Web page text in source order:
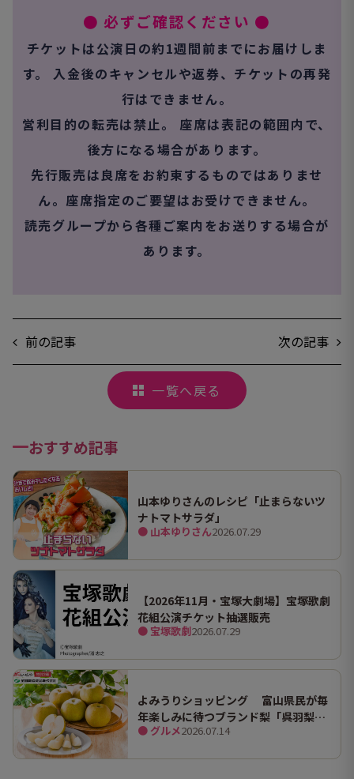
● 必ずご確認ください ●
チケットは公演日の約1週間前までにお届けしま
す。 入金後のキャンセルや返券、チケットの再発
行はできません。
営利目的の転売は禁止。 座席は表記の範囲内で、
後方になる場合があります。
先行販売は良席をお約束するものではありませ
ん。座席指定のご要望はお受けできません。
読売グループから各種ご案内をお送りする場合が
あります。
前の記事 次の記事
一覧へ戻る
おすすめ記事
山本ゆりさんのレシピ「止まらないツ
ナトマトサラダ」
● 山本ゆりさん2026.07.29
【2026年11月・宝塚大劇場】宝塚歌劇
花組公演チケット抽選販売
● 宝塚歌劇2026.07.29
よみうりショッピング 富山県民が毎
年楽しみに待つブランド梨「呉羽梨
（幸水）」限定100箱を特別販売！
● グルメ2026.07.14